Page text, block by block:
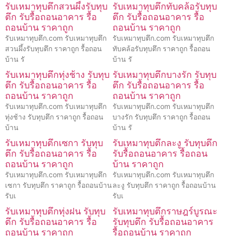
รับเหมาทุบตึกสวนผึ้งรับทุบ
ตึก รับรื้อถอนอาคาร รื้อ
ถอนบ้าน ราคาถูก
รับเหมาทุบตึก.com รับเหมาทุบตึก
สวนผึ้งรับทุบตึก ราคาถูก รื้อถอน
บ้าน รั
รับเหมาทุบตึกทับคล้อรับทุบ
ตึก รับรื้อถอนอาคาร รื้อ
ถอนบ้าน ราคาถูก
รับเหมาทุบตึก.com รับเหมาทุบตึก
ทับคล้อรับทุบตึก ราคาถูก รื้อถอน
บ้าน รั
รับเหมาทุบตึกทุ่งช้าง รับทุบ
ตึก รับรื้อถอนอาคาร รื้อ
ถอนบ้าน ราคาถูก
รับเหมาทุบตึก.com รับเหมาทุบตึก
ทุ่งช้าง รับทุบตึก ราคาถูก รื้อถอน
บ้าน
รับเหมาทุบตึกบางรัก รับทุบ
ตึก รับรื้อถอนอาคาร รื้อ
ถอนบ้าน ราคาถูก
รับเหมาทุบตึก.com รับเหมาทุบตึก
บางรัก รับทุบตึก ราคาถูก รื้อถอน
บ้าน รั
รับเหมาทุบตึกเซกา รับทุบ
ตึก รับรื้อถอนอาคาร รื้อ
ถอนบ้าน ราคาถูก
รับเหมาทุบตึก.com รับเหมาทุบตึก
เซกา รับทุบตึก ราคาถูก รื้อถอนบ้าน
รับเ
รับเหมาทุบตึกละงู รับทุบตึก
รับรื้อถอนอาคาร รื้อถอน
บ้าน ราคาถูก
รับเหมาทุบตึก.com รับเหมาทุบตึก
ละงู รับทุบตึก ราคาถูก รื้อถอนบ้าน
รับเ
รับเหมาทุบตึกทุ่งฝน รับทุบ
ตึก รับรื้อถอนอาคาร รื้อ
ถอนบ้าน ราคาถูก
รับเหมาทุบตึกราษฎร์บูรณะ
รับทุบตึก รับรื้อถอนอาคาร
รื้อถอนบ้าน ราคาถูก